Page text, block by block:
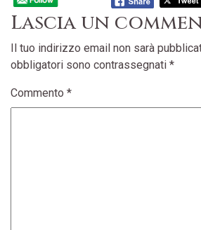
Lascia un
Il tuo indirizzo email non sarà
obbligatori sono contrassegnati *
Commento *